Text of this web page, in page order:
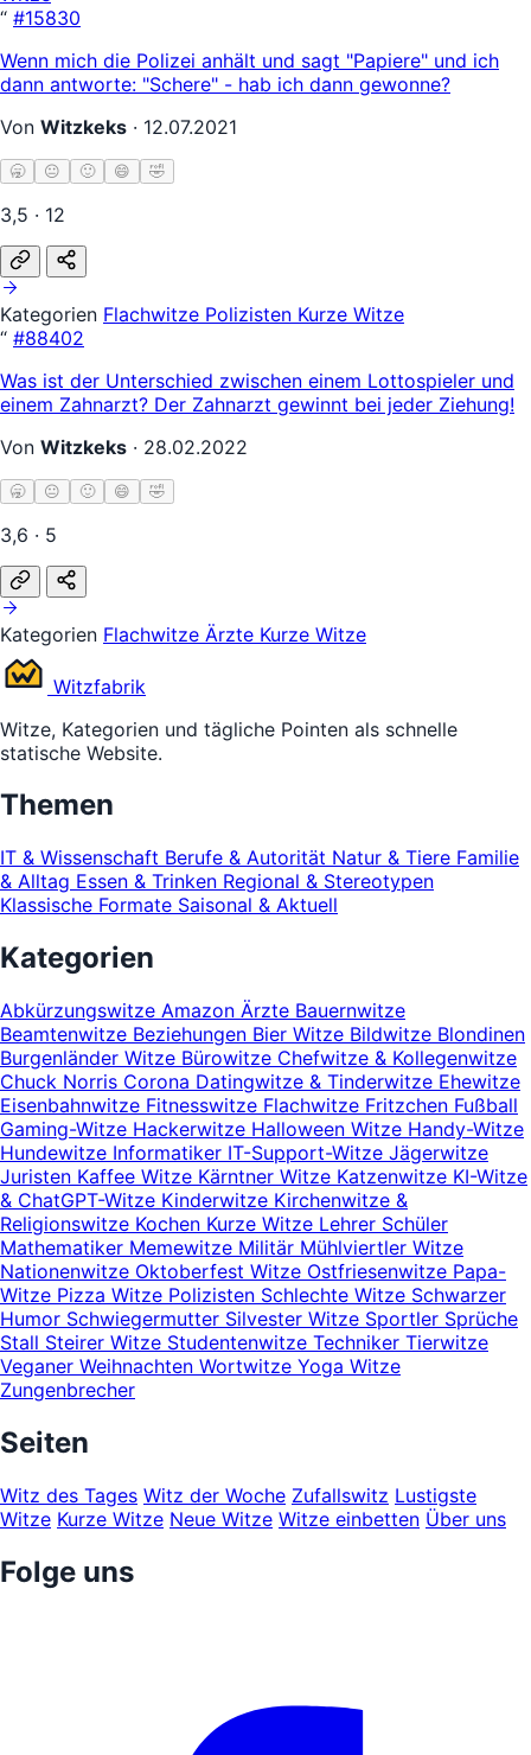
“ #15830
Wenn mich die Polizei anhält und sagt "Papiere" und ich
dann antworte: "Schere" - hab ich dann gewonne?
Von Witzkeks · 12.07.2021
🥱 😐 🙂 😄 🤣
3,5 · 12
Kategorien Flachwitze Polizisten Kurze Witze
“ #88402
Was ist der Unterschied zwischen einem Lottospieler und
einem Zahnarzt? Der Zahnarzt gewinnt bei jeder Ziehung!
Von Witzkeks · 28.02.2022
🥱 😐 🙂 😄 🤣
3,6 · 5
Kategorien Flachwitze Ärzte Kurze Witze
Witzfabrik
Witze, Kategorien und tägliche Pointen als schnelle
statische Website.
Themen
IT & Wissenschaft Berufe & Autorität Natur & Tiere Familie
& Alltag Essen & Trinken Regional & Stereotypen
Klassische Formate Saisonal & Aktuell
Kategorien
Abkürzungswitze Amazon Ärzte Bauernwitze
Beamtenwitze Beziehungen Bier Witze Bildwitze Blondinen
Burgenländer Witze Bürowitze Chefwitze & Kollegenwitze
Chuck Norris Corona Datingwitze & Tinderwitze Ehewitze
Eisenbahnwitze Fitnesswitze Flachwitze Fritzchen Fußball
Gaming-Witze Hackerwitze Halloween Witze Handy-Witze
Hundewitze Informatiker IT-Support-Witze Jägerwitze
Juristen Kaffee Witze Kärntner Witze Katzenwitze KI-Witze
& ChatGPT-Witze Kinderwitze Kirchenwitze &
Religionswitze Kochen Kurze Witze Lehrer Schüler
Mathematiker Memewitze Militär Mühlviertler Witze
Nationenwitze Oktoberfest Witze Ostfriesenwitze Papa-
Witze Pizza Witze Polizisten Schlechte Witze Schwarzer
Humor Schwiegermutter Silvester Witze Sportler Sprüche
Stall Steirer Witze Studentenwitze Techniker Tierwitze
Veganer Weihnachten Wortwitze Yoga Witze
Zungenbrecher
Seiten
Witz des Tages Witz der Woche Zufallswitz Lustigste
Witze Kurze Witze Neue Witze Witze einbetten Über uns
Folge uns